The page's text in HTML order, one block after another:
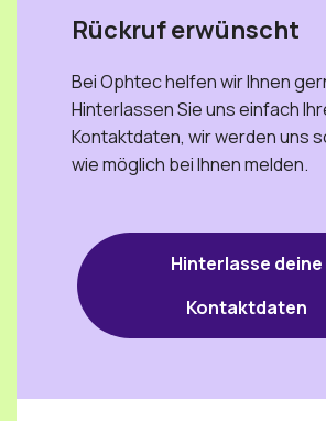
Rückruf erwünscht
Bei Ophtec helfen wir Ihnen
Hinterlassen Sie uns einfach
Kontaktdaten, wir werden uns
wie möglich bei Ihnen melden.
Hinterlasse deine
Kontaktdaten